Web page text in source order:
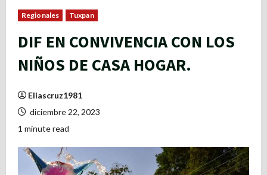
Regionales Tuxpan
DIF EN CONVIVENCIA CON LOS
NIÑOS DE CASA HOGAR.
Eliascruz1981
diciembre 22, 2023
1 minute read